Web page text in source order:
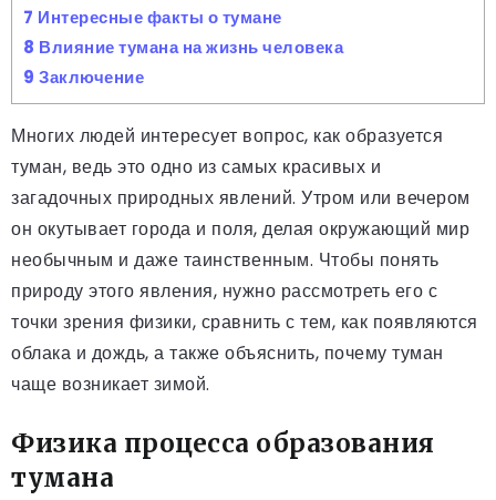
7 Интересные факты о тумане
8 Влияние тумана на жизнь человека
9 Заключение
Многих людей интересует вопрос, как образуется
туман, ведь это одно из самых красивых и
загадочных природных явлений. Утром или вечером
он окутывает города и поля, делая окружающий мир
необычным и даже таинственным. Чтобы понять
природу этого явления, нужно рассмотреть его с
точки зрения физики, сравнить с тем, как появляются
облака и дождь, а также объяснить, почему туман
чаще возникает зимой.
Физика процесса образования
тумана